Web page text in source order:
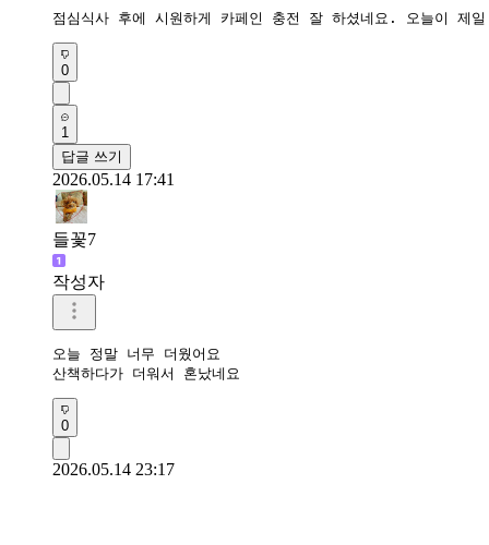
점심식사 후에 시원하게 카페인 충전 잘 하셨네요. 오늘이 제일
0
1
답글 쓰기
2026.05.14 17:41
들꽃7
작성자
오늘 정말 너무 더웠어요
산책하다가 더워서 혼났네요
0
2026.05.14 23:17